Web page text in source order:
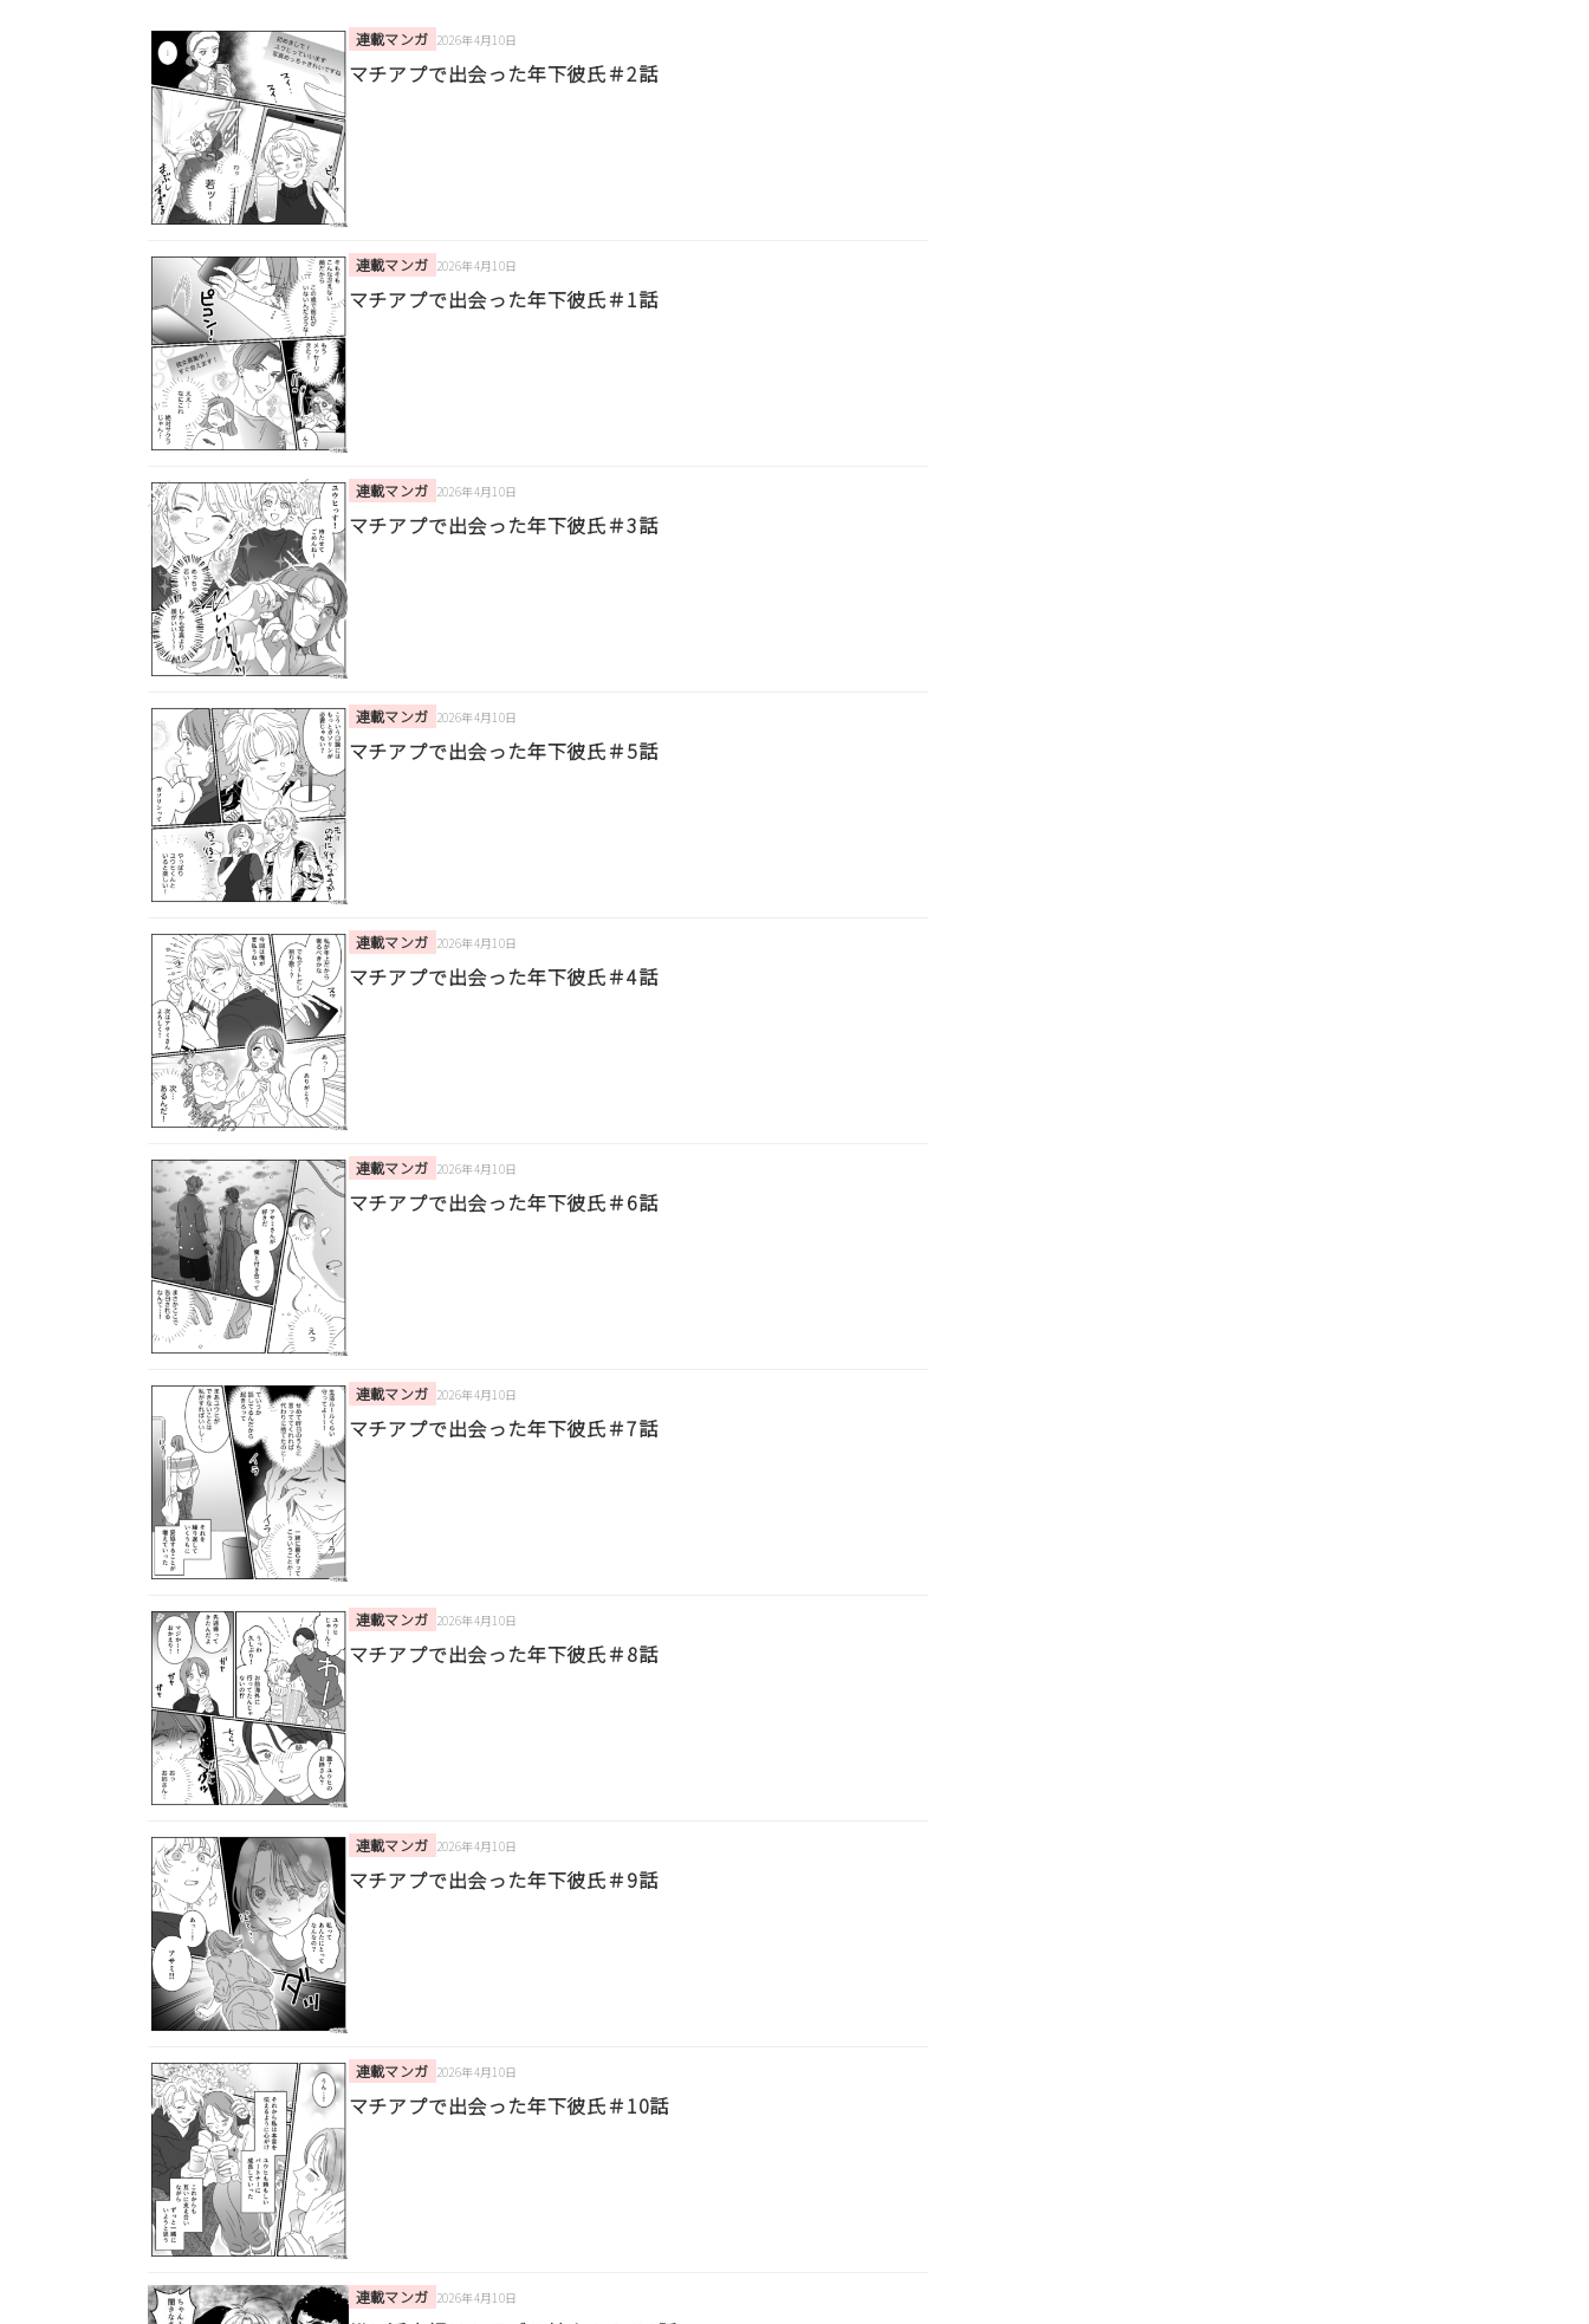
連載マンガ 2026年4月10日
マチアプで出会った年下彼氏＃2話
連載マンガ 2026年4月10日
マチアプで出会った年下彼氏＃1話
連載マンガ 2026年4月10日
マチアプで出会った年下彼氏＃3話
連載マンガ 2026年4月10日
マチアプで出会った年下彼氏＃5話
連載マンガ 2026年4月10日
マチアプで出会った年下彼氏＃4話
連載マンガ 2026年4月10日
マチアプで出会った年下彼氏＃6話
連載マンガ 2026年4月10日
マチアプで出会った年下彼氏＃7話
連載マンガ 2026年4月10日
マチアプで出会った年下彼氏＃8話
連載マンガ 2026年4月10日
マチアプで出会った年下彼氏＃9話
連載マンガ 2026年4月10日
マチアプで出会った年下彼氏＃10話
連載マンガ 2026年4月10日